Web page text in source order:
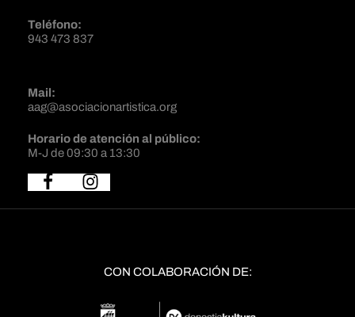
Teléfono:
943 473 837
Mail:
aag@asociacionartistica.org
Horario de atención al público:
M-J de 09:30 a 13:30
CON COLABORACIÓN DE: